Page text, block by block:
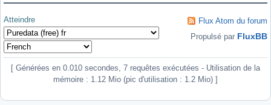
Atteindre
Flux Atom du forum
Propulsé par FluxBB
[ Générées en 0.010 secondes, 7 requêtes exécutées - Utilisation de la
mémoire : 1.12 Mio (pic d'utilisation : 1.2 Mio) ]